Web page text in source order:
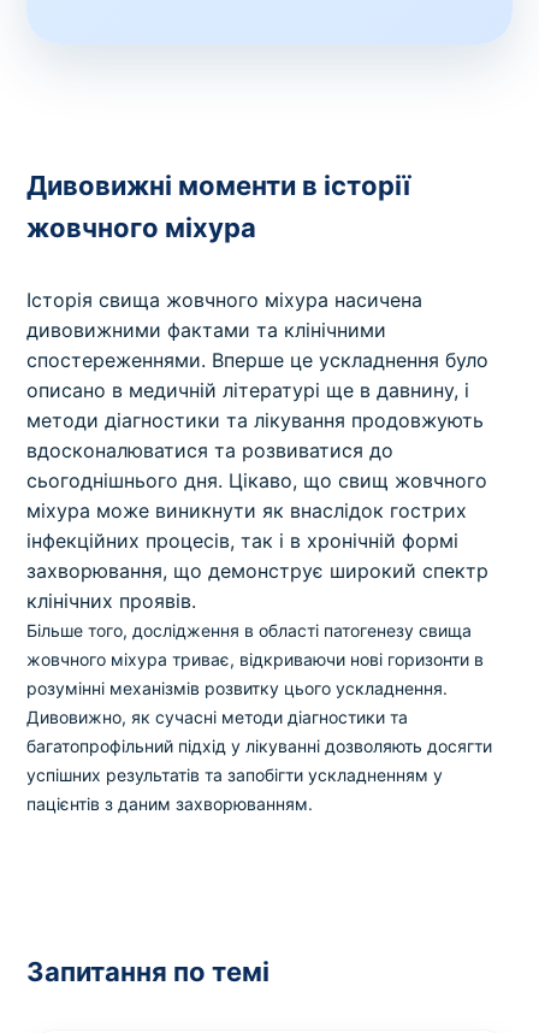
Дивовижні моменти в історії
жовчного міхура
Історія свища жовчного міхура насичена
дивовижними фактами та клінічними
спостереженнями. Вперше це ускладнення було
описано в медичній літературі ще в давнину, і
методи діагностики та лікування продовжують
вдосконалюватися та розвиватися до
сьогоднішнього дня. Цікаво, що свищ жовчного
міхура може виникнути як внаслідок гострих
інфекційних процесів, так і в хронічній формі
захворювання, що демонструє широкий спектр
клінічних проявів.
Більше того, дослідження в області патогенезу свища
жовчного міхура триває, відкриваючи нові горизонти в
розумінні механізмів розвитку цього ускладнення.
Дивовижно, як сучасні методи діагностики та
багатопрофільний підхід у лікуванні дозволяють досягти
успішних результатів та запобігти ускладненням у
пацієнтів з даним захворюванням.
Запитання по темі